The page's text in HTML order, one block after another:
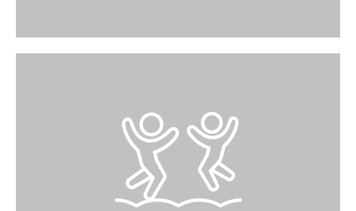
Im Migros-Restaurant können Ihre Kleinsten in
einer Spielecke verweilen. Ein grosszügiger
Wickelraum steht Ihnen im Zwischengeschoss
zur Verfügung (erreichbar mit Lift und Treppe
beim Ausgang Kniestrasse über das